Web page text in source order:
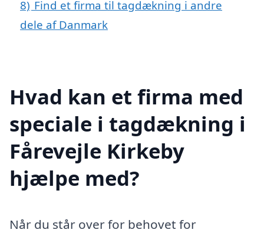
8) Find et firma til tagdækning i andre
dele af Danmark
Hvad kan et firma med
speciale i tagdækning i
Fårevejle Kirkeby
hjælpe med?
Når du står over for behovet for